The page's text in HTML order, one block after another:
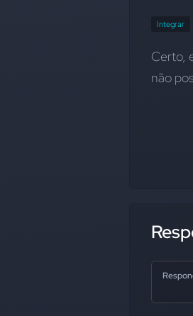
Integrar
Certo,
não